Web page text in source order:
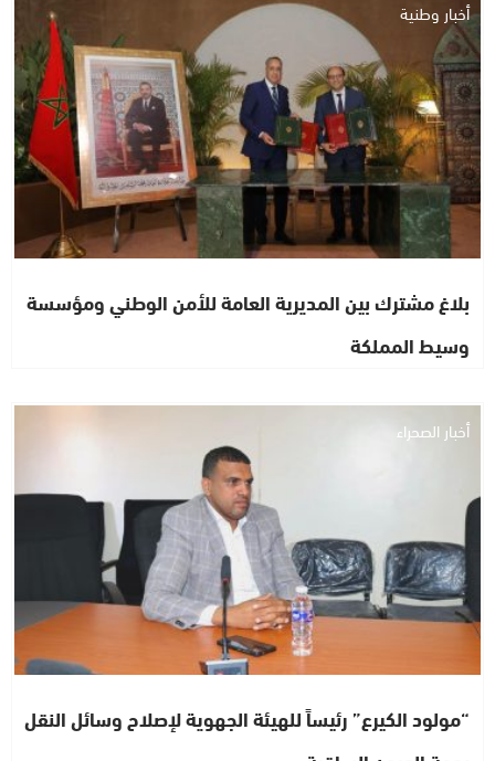
أخبار وطنية
بلاغ مشترك بين المديرية العامة للأمن الوطني ومؤسسة
وسيط المملكة
أخبار الصحراء
“مولود الكيرع” رئيساً للهيئة الجهوية لإصلاح وسائل النقل